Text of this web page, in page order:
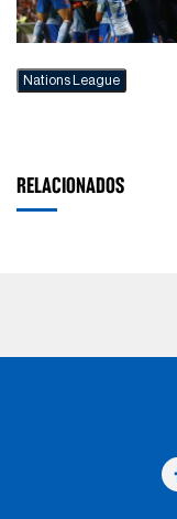
Nations League
RELACIONADOS